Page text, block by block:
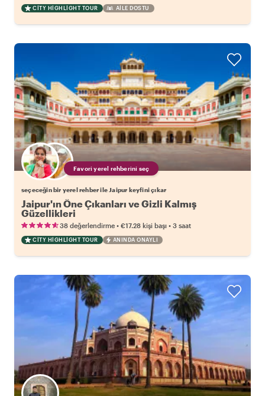
CITY HIGHLIGHT TOUR AILE DOSTU
Favori yerel rehberini seç
seçeceğin bir yerel rehber ile Jaipur keyfini çıkar
Jaipur'ın Öne Çıkanları ve Gizli Kalmış
Güzellikleri
38 değerlendirme • €17.28 kişi başı • 3 saat
CITY HIGHLIGHT TOUR ANINDA ONAYLI